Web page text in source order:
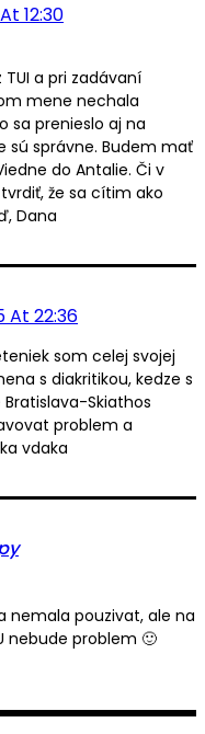
12:30
a pri zadávaní
mene nechala
sa prenieslo aj na
sú správne. Budem mať
do Antalie. Či v
že sa cítim ako
Dana
At 22:36
som celej svojej
s diakritikou, kedze s
Skiathos
problem a
vdaka
nemala pouzivat, ale na
nebude problem 🙂